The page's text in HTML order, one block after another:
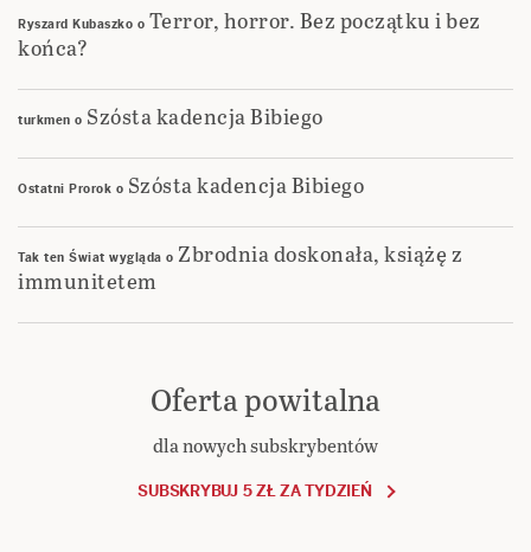
Ryszard Kubaszko o Terror, horror. Bez początku i bez
końca?
turkmen o Szósta kadencja Bibiego
Ostatni Prorok o Szósta kadencja Bibiego
Tak ten Świat wygląda o Zbrodnia doskonała, książę z
immunitetem
Oferta powitalna
dla nowych subskrybentów
SUBSKRYBUJ 5 ZŁ ZA TYDZIEŃ